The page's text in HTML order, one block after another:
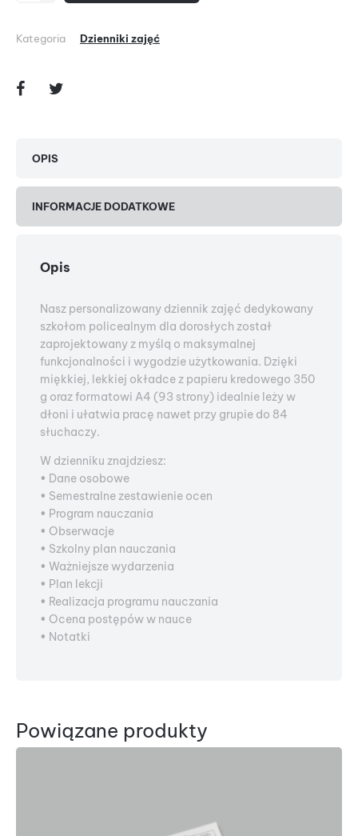
Kategoria Dzienniki zajęć
OPIS
INFORMACJE DODATKOWE
Opis
Nasz personalizowany dziennik zajęć dedykowany
szkołom policealnym dla dorosłych został
zaprojektowany z myślą o maksymalnej
funkcjonalności i wygodzie użytkowania. Dzięki
miękkiej, lekkiej okładce z papieru kredowego 350
g oraz formatowi A4 (93 strony) idealnie leży w
dłoni i ułatwia pracę nawet przy grupie do 84
słuchaczy.
W dzienniku znajdziesz:
• Dane osobowe
• Semestralne zestawienie ocen
• Program nauczania
• Obserwacje
• Szkolny plan nauczania
• Ważniejsze wydarzenia
• Plan lekcji
• Realizacja programu nauczania
• Ocena postępów w nauce
• Notatki
Powiązane produkty